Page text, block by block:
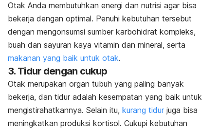
Otak Anda membutuhkan energi dan nutrisi agar bisa
bekerja dengan optimal. Penuhi kebutuhan tersebut
dengan mengonsumsi sumber karbohidrat kompleks,
buah dan sayuran kaya vitamin dan mineral, serta
makanan yang baik untuk otak.
3. Tidur dengan cukup
Otak merupakan organ tubuh yang paling banyak
bekerja, dan tidur adalah kesempatan yang baik untuk
mengistirahatkannya. Selain itu, kurang tidur juga bisa
meningkatkan produksi kortisol. Cukupi kebutuhan